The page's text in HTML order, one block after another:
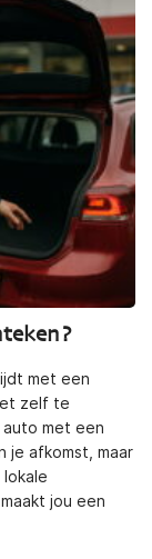
met een
zelf te
met een
je afkomst, maar
jou een